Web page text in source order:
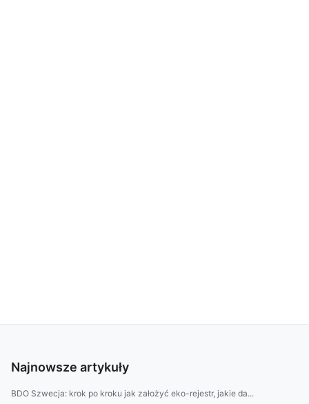
Najnowsze artykuły
BDO Szwecja: krok po kroku jak założyć eko-rejestr, jakie da...